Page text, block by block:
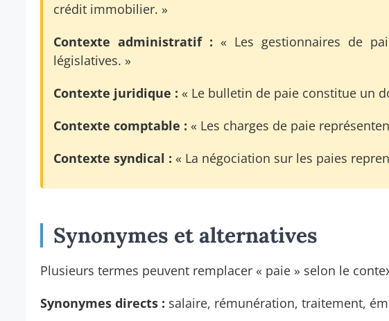
crédit immobilier. »
Contexte administratif : « Les gestionnaires de
législatives. »
Contexte juridique : « Le bulletin de paie constitue un
Contexte comptable : « Les charges de paie
Contexte syndical : « La négociation sur les paies
Synonymes et alternatives
Plusieurs termes peuvent remplacer « paie » selon le
Synonymes directs : salaire, rémunération, traitement,